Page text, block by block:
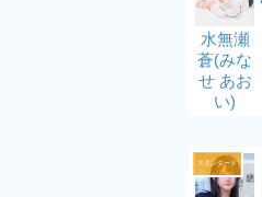
水無瀬
蒼(みな
せ あお
い)
スタンダード